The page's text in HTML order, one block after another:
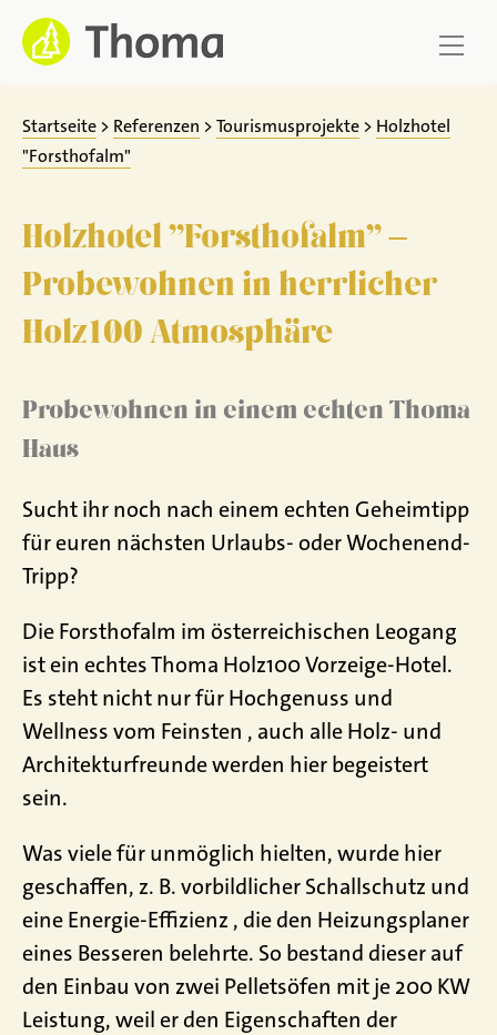
Zum
Inhalt
springen
Startseite > Referenzen >Tourismusprojekte > Holzhotel
"Forsthofalm"
Holzhotel "Forsthofalm" –
Probewohnen in herrlicher
Holz100 Atmosphäre
Probewohnen in einem echten Thoma
Haus
Sucht ihr noch nach einem echten Geheimtipp
für euren nächsten Urlaubs- oder Wochenend-
Tripp?
Die Forsthofalm im österreichischen Leogang
ist ein echtes Thoma Holz100 Vorzeige-Hotel.
Es steht nicht nur für Hochgenuss und
Wellness vom Feinsten , auch alle Holz- und
Architekturfreunde werden hier begeistert
sein.
Was viele für unmöglich hielten, wurde hier
geschaffen, z. B. vorbildlicher Schallschutz und
eine Energie-Effizienz , die den Heizungsplaner
eines Besseren belehrte. So bestand dieser auf
den Einbau von zwei Pelletsöfen mit je 200 KW
Leistung, weil er den Eigenschaften der